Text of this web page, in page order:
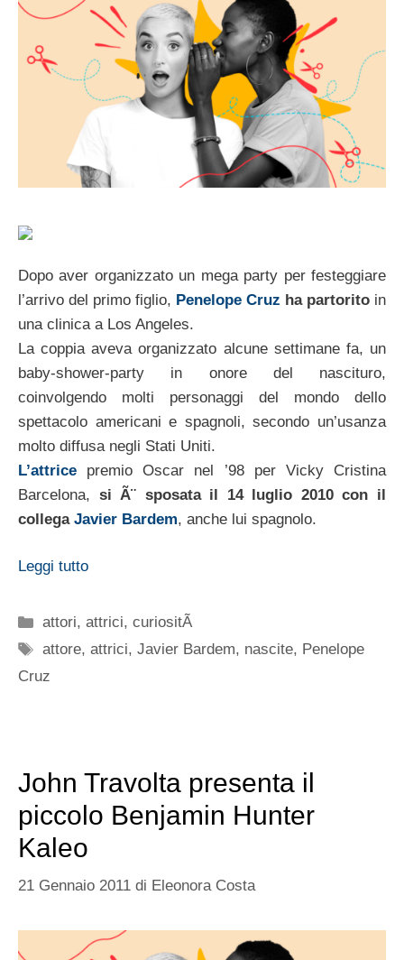
Dopo aver organizzato un mega party per festeggiare
l’arrivo del primo figlio, Penelope Cruz ha partorito in
una clinica a Los Angeles.
La coppia aveva organizzato alcune settimane fa, un
baby-shower-party in onore del nascituro,
coinvolgendo molti personaggi del mondo dello
spettacolo americani e spagnoli, secondo un’usanza
molto diffusa negli Stati Uniti.
L’attrice premio Oscar nel ’98 per Vicky Cristina
Barcelona, si Ã¨ sposata il 14 luglio 2010 con il
collega Javier Bardem, anche lui spagnolo.
Leggi tutto
Categorie
attori,attrici,curiositÃ
Tag
attore,attrici,Javier Bardem, nascite, Penelope
Cruz
John Travolta presenta il
piccolo Benjamin Hunter
Kaleo
21 Gennaio 2011 di Eleonora Costa